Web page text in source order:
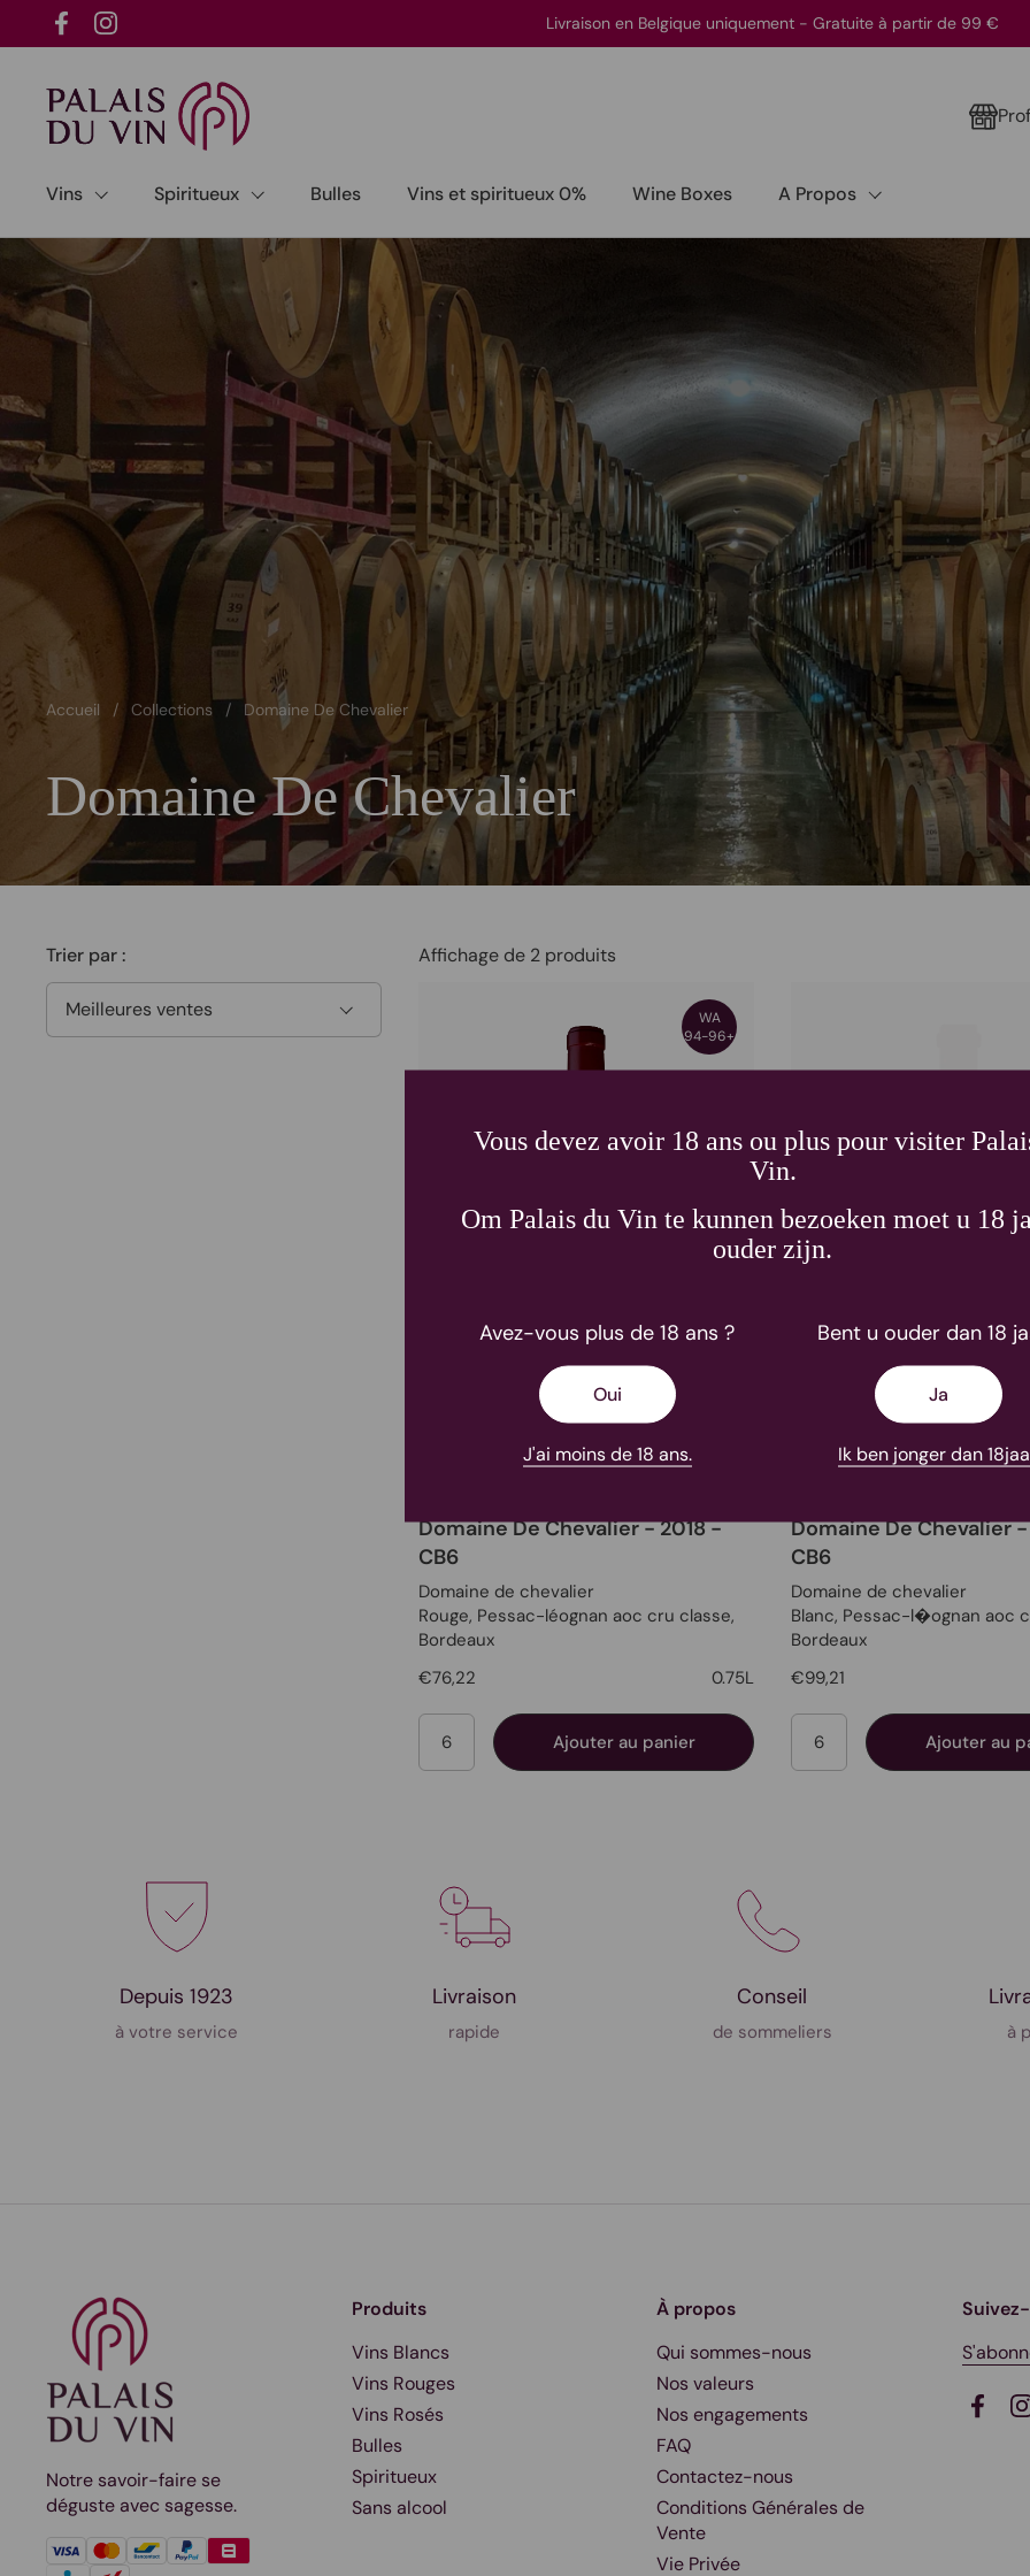
Passer au contenu
Vous devez avoir 18 ans ou plus pour visiter
Vin.
Om Palais du Vin te kunnen bezoeken moet u 18
ouder zijn.
Avez-vous plus de 18 ans ?
Oui
J'ai moins de 18 ans.
Bent u ouder dan 18
Ja
Ik ben jonger dan
FacebookInstagram Livraison en Belgique uniquement - Gratuite à partir de 99 €
Vins Spiritueux Bulles Vins et spiritueux 0% Wine Boxes A Propos
Accueil / Collections / Domaine De Chevalier
Domaine De Chevalier
Trier par : Affichage de 2 produits
Domaine De Chevalier - 2018 -
CB6
Domaine de chevalier
Rouge, Pessac-léognan aoc cru classe,
Bordeaux
€76,22
0.75L
Quantité
Ajouter au panier
WA
94-96+
Domaine De Chevalier
CB6
Domaine de chevalier
Blanc, Pessac-l�ognan aoc
Bordeaux
€99,21
Quantité
Ajouter au
Depuis 1923
à votre service
Livraison
rapide
Conseil
de sommeliers à
Notre savoir-faire se
déguste avec sagesse.
Produits
Vins Blancs
Vins Rouges
Vins Rosés
Bulles
Spiritueux
Sans alcool
À propos
Qui sommes-nous
Nos valeurs
Nos engagements
FAQ
Contactez-nous
Conditions Générales de
Vente
Vie Privée